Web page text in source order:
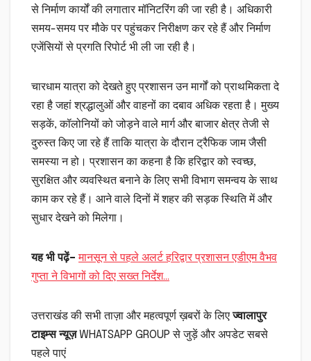
से निर्माण कार्यों की लगातार मॉनिटरिंग की जा रही है। अधिकारी
समय-समय पर मौके पर पहुंचकर निरीक्षण कर रहे हैं और निर्माण
एजेंसियों से प्रगति रिपोर्ट भी ली जा रही है।
चारधाम यात्रा को देखते हुए प्रशासन उन मार्गों को प्राथमिकता दे
रहा है जहां श्रद्धालुओं और वाहनों का दबाव अधिक रहता है। मुख्य
सड़कें, कॉलोनियों को जोड़ने वाले मार्ग और बाजार क्षेत्र तेजी से
दुरुस्त किए जा रहे हैं ताकि यात्रा के दौरान ट्रैफिक जाम जैसी
समस्या न हो। प्रशासन का कहना है कि हरिद्वार को स्वच्छ,
सुरक्षित और व्यवस्थित बनाने के लिए सभी विभाग समन्वय के साथ
काम कर रहे हैं। आने वाले दिनों में शहर की सड़क स्थिति में और
सुधार देखने को मिलेगा।
यह भी पढ़ें– मानसून से पहले अलर्ट हरिद्वार प्रशासन एडीएम वैभव
गुप्ता ने विभागों को दिए सख्त निर्देश…
उत्तराखंड की सभी ताज़ा और महत्वपूर्ण ख़बरों के लिएज्वालापुर
टाइम्स न्यूज़WHATSAPP GROUP से जुड़ें और अपडेट सबसे
पहले पाएं